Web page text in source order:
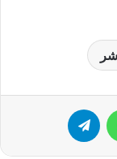
واتساب